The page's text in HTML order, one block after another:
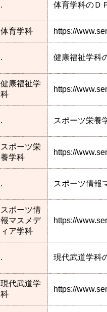
. 体育学科のＤ
体育学科 https://
. 健康福祉学科
健康福祉学
科
https://
. スポーツ栄養
スポーツ栄
養学科
https://
. スポーツ情報
スポーツ情
報マスメデ
ィア学科
https://
. 現代武道学科
現代武道学
科
https://